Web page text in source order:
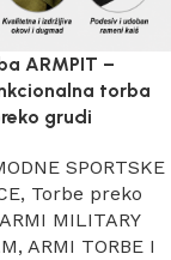
ARMPIT –
torba
grudi
SPORTSKE
, Torbe preko
ARMI MILITARY
, ARMI TORBE I